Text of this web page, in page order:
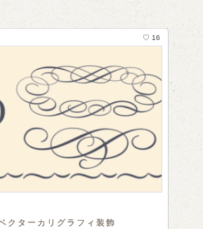
クターカリグラフィ装飾
♡ 16